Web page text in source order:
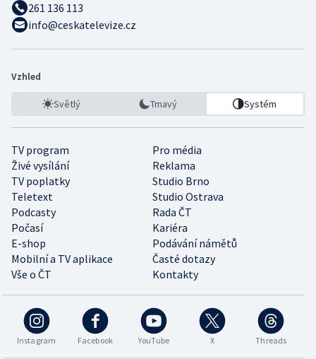
261 136 113
info@ceskatelevize.cz
Vzhled
Světlý Tmavý Systém
TV program
Pro média
Živé vysílání
Reklama
TV poplatky
Studio Brno
Teletext
Studio Ostrava
Podcasty
Rada ČT
Počasí
Kariéra
E-shop
Podávání námětů
Mobilní a TV aplikace
Časté dotazy
Vše o ČT
Kontakty
Instagram Facebook YouTube X Threads